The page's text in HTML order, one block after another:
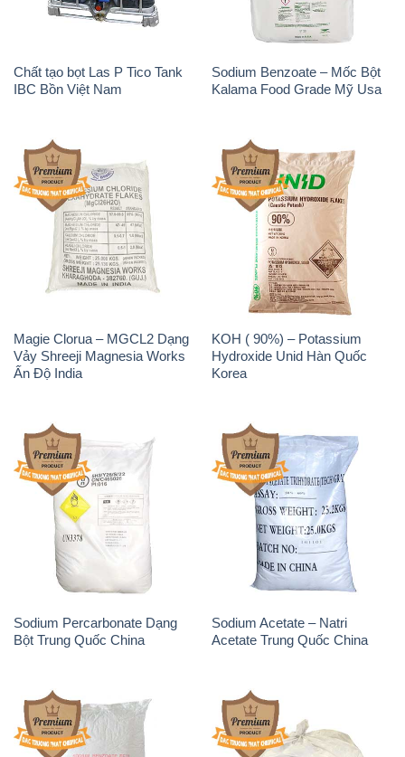
Chất tạo bọt Las P Tico Tank
IBC Bồn Việt Nam
Sodium Benzoate – Mốc Bột
Kalama Food Grade Mỹ Usa
Magie Clorua – MGCL2 Dạng
Vảy Shreeji Magnesia Works
Ấn Độ India
KOH ( 90%) – Potassium
Hydroxide Unid Hàn Quốc
Korea
Sodium Percarbonate Dạng
Bột Trung Quốc China
Sodium Acetate – Natri
Acetate Trung Quốc China